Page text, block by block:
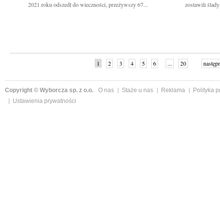
2021 roku odszedł do wieczności, przeżywszy 67...
zostawili
1 2 3 4 5 6 ... 20
Copyright © Wyborcza sp. z o.o. O nas Staże u nas Reklama
Polityka
Ustawienia prywatności